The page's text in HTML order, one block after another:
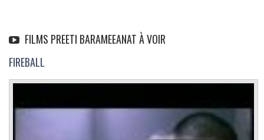
FILMS PREETI BARAMEEANAT À VOIR
FIREBALL